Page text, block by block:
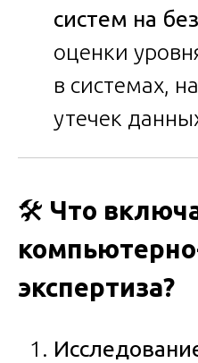
систем на
оценки
в системах,
утечек
🛠️ Что
экспертиза?